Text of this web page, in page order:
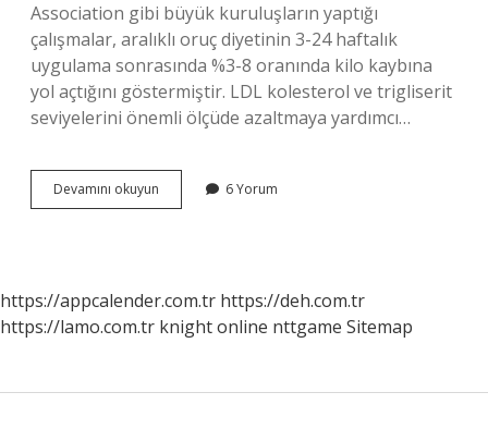
Association gibi büyük kuruluşların yaptığı
çalışmalar, aralıklı oruç diyetinin 3-24 haftalık
uygulama sonrasında %3-8 oranında kilo kaybına
yol açtığını göstermiştir. LDL kolesterol ve trigliserit
seviyelerini önemli ölçüde azaltmaya yardımcı…
Devamını okuyun
Oruçta
Başlar
6 Yorum
https://appcalender.com.tr https://deh.com.tr
https://lamo.com.tr knight online nttgame Sitemap